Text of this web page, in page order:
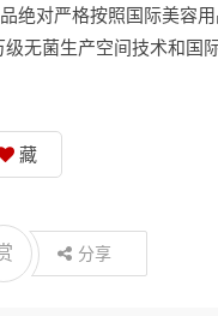
绝对严格按照国际美容
无菌生产空间技术和国
藏
分享